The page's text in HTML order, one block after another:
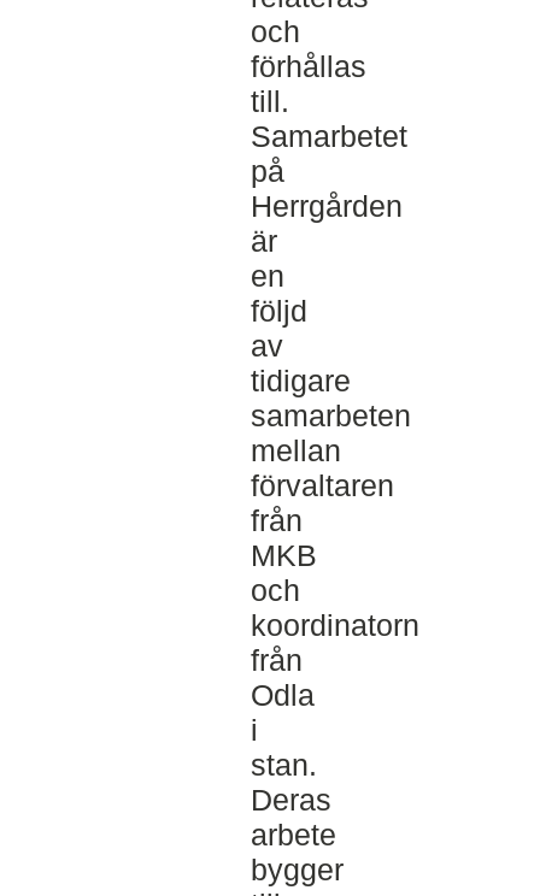
och
förhållas
till.
Samarbetet
på
Herrgården
är
en
följd
av
tidigare
samarbeten
mellan
förvaltaren
från
MKB
och
koordinatorn
från
Odla
i
stan.
Deras
arbete
bygger